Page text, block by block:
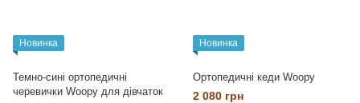
Новинка
Темно-сині ортопедичні
черевички Woopy для дівчаток
Новинка
Ортопедичні кеди Woopy
2 080 грн